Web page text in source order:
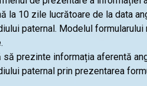
la 10 zile lucrătoare de la data
paternal. Modelul
prezinte informația aferentă
paternal prin prezentarea